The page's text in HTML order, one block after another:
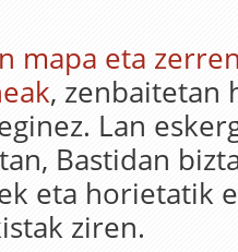
mapa eta
, zenbaitetan
Lan
Bastidan
eta horietatik
ziren.